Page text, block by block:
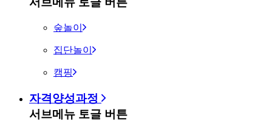
숲놀이
집단놀이
캠핑
자격양성과정
서브메뉴 토글 버튼